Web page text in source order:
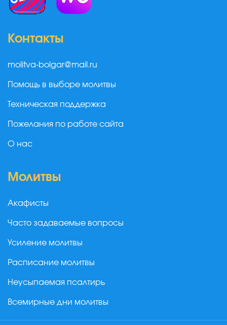
Контакты
molitva-bolgar@mail.ru
Помощь в выборе молитвы
Техническая поддержка
Пожелания по работе сайта
О нас
Молитвы
Акафисты
Часто задаваемые вопросы
Усиление молитвы
Расписание молитвы
Неусыпаемая псалтирь
Всемирные дни молитвы